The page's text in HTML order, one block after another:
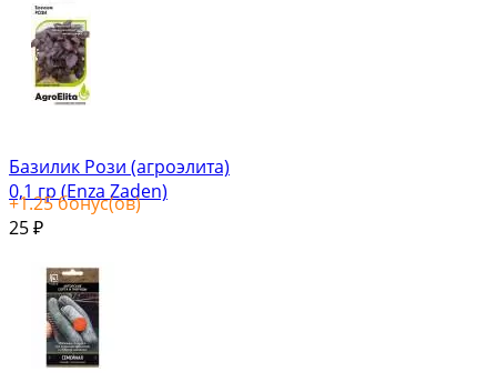
Базилик Рози (агроэлита)
0,1 гр (Enza Zaden)
+1.25бонус(ов)
25 ₽